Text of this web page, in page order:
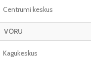
Centrumi keskus
VÕRU
Kagukeskus